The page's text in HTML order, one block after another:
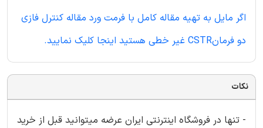
اگر مایل به تهیه مقاله کامل با فرمت ورد مقاله کنترل فازی
دو فرمانCSTR غیر خطی هستید اینجا کلیک نمایید.
نکات
- تنها در فروشگاه اینترنتی ایران عرضه میتوانید قبل از خرید